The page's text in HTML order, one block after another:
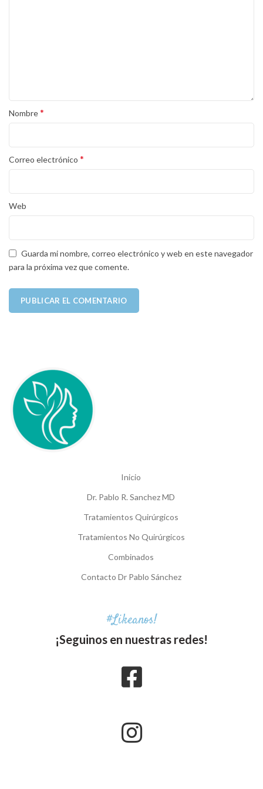
Nombre*
Correo electrónico *
Web
Guarda mi nombre, correo electrónico y web en este navegador
para la próxima vez que comente.
Inicio
Dr. Pablo R. Sanchez MD
Tratamientos Quirúrgicos
Tratamientos No Quirúrgicos
Combinados
Contacto Dr Pablo Sánchez
#Likeanos!
¡Seguinos en nuestras redes!